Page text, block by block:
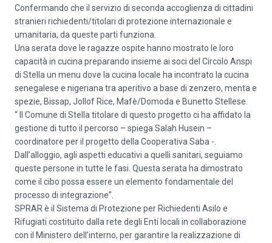
Confermando che il servizio di seconda accoglienza di cittadini
stranieri richiedenti/titolari di protezione internazionale e
umanitaria, da queste parti funziona.
Una serata dove le ragazze ospite hanno mostrato le loro
capacità in cucina preparando insieme ai soci del Circolo Anspi
di Stella un menu dove la cucina locale ha incontrato la cucina
senegalese e nigeriana tra aperitivo a base di zenzero, menta e
spezie, Bissap, Jollof Rice, Mafè/Domoda e Bunetto Stellese.
“ Il Comune di Stella titolare di questo progetto ci ha affidato la
gestione di tutto il percorso – spiega Salah Husein –
coordinatore per il progetto della Cooperativa Saba -.
Dall’alloggio, agli aspetti educativi a quelli sanitari, seguiamo
queste persone in tutte le fasi. Questa serata ha dimostrato
come il cibo possa essere un elemento fondamentale del
processo di integrazione”.
SPRAR è il Sistema di Protezione per Richiedenti Asilo e
Rifugiati costituito dalla rete degli Enti locali in collaborazione
con il Ministero dell’interno, per garantire la realizzazione di